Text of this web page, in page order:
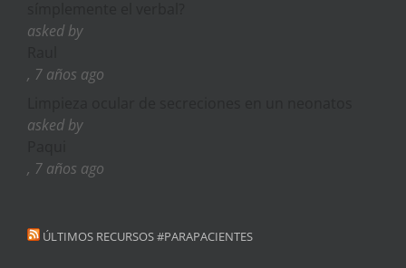
asked by
, 7 años ago
asked by
, 7 años ago
ÚLTIMOS RECURSOS #PARAPACIENTES